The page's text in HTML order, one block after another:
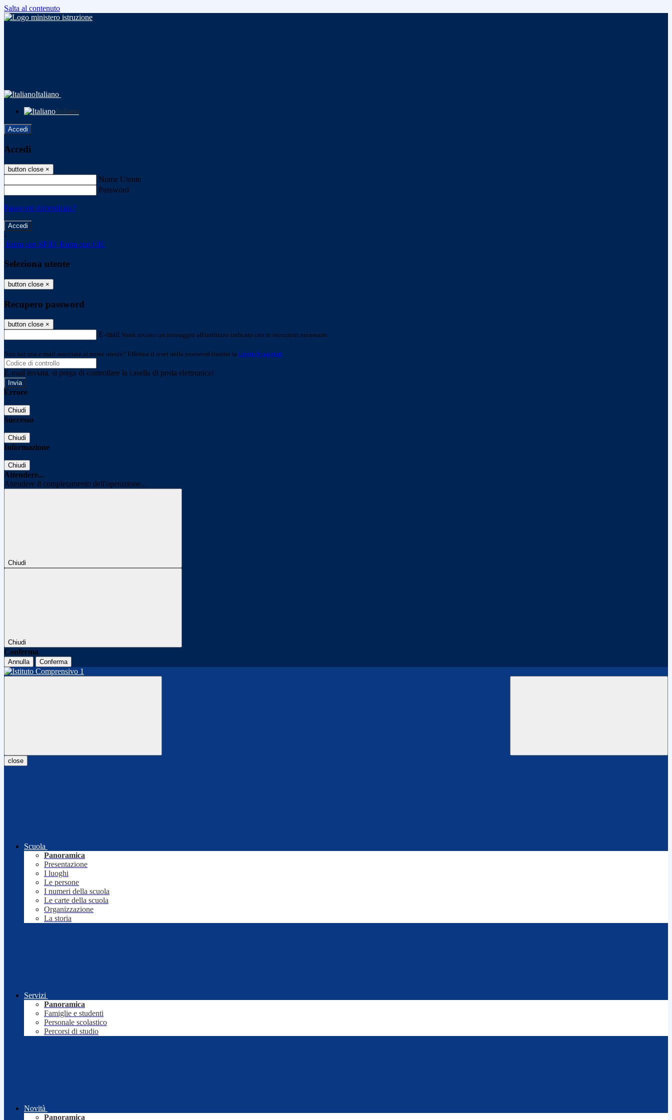
Salta al contenuto
Italiano
Italiano
Accedi
Accedi
button close ×
Nome Utente
Password
Password dimenticata?
-
Entra con SPID Entra con CIE
Seleziona utente
button close ×
Recupero password
button close ×
E-mail Verrà inviato un messaggio all'indirizzo indicato con le istruzioni necessarie.
Non hai una e-mail associata al nome utente? Effettua il reset della password tramite la Login Spaggiari
E-mail inviata, si prega di controllare la casella di posta elettronica!
Errore
Chiudi
Successo
Chiudi
Informazione
Chiudi
Attendere...
Attendere il completamento dell'operazione...
Chiudi
Chiudi
Conferma
Annulla Conferma
close
Scuola
Panoramica
Presentazione
I luoghi
Le persone
I numeri della scuola
Le carte della scuola
Organizzazione
La storia
Servizi
Panoramica
Famiglie e studenti
Personale scolastico
Percorsi di studio
Novità
Panoramica